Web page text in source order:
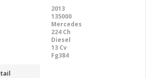
2013
135000
Mercedes
224 Ch
Diesel
13 Cv
Fg384